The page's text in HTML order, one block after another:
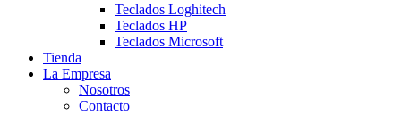
Teclados Loghitech
Teclados HP
Teclados Microsoft
Tienda
La Empresa
Nosotros
Contacto